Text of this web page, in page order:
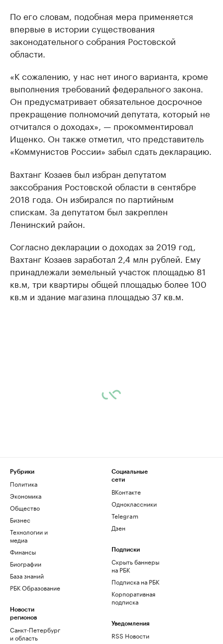
По его словам, подобная мера применяется
впервые в истории существования
законодательного собрания Ростовской
области.
«К сожалению, у нас нет иного варианта, кроме
выполнения требований федерального закона.
Он предусматривает обязательное досрочное
прекращение полномочий депутата, который не
отчитался о доходах», — прокомментировал
Ищенко. Он также отметил, что представитель
«Коммунистов России» забыл сдать декларацию.
Вахтанг Козаев был избран депутатом
заксобрания Ростовской области в сентябре
2018 года. Он избирался по партийным
спискам. За депутатом был закреплен
Ленинский район.
Согласно декларации о доходах за 2019 год,
Вахтанг Козаев заработал 2,4 млн рублей. Ему
принадлежали земельный участок площадью 81
кв.м, три квартиры общей площадью более 100
кв.м и здание магазина площадью 37 кв.м.
Рубрики
Политика
Экономика
Общество
Бизнес
Технологии и
медиа
Финансы
Биографии
База знаний
РБК Образование
Новости
регионов
Санкт-Петербург
и область
Социальные
сети
ВКонтакте
Одноклассники
Telegram
Дзен
Подписки
Скрыть баннеры
на РБК
Подписка на РБК
Корпоративная
подписка
Уведомления
RSS Новости